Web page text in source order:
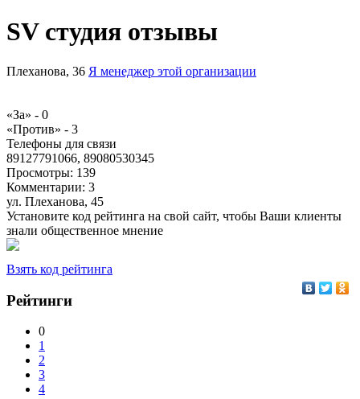
SV студия отзывы
Плеханова, 36 Я менеджер этой организации
«За» - 0
«Против» - 3
Телефоны для связи
89127791066, 89080530345
Просмотры: 139
Комментарии: 3
ул. Плеханова, 45
Установите код рейтинга на свой сайт, чтобы Ваши клиенты
знали общественное мнение
Взять код рейтинга
Рейтинги
0
1
2
3
4